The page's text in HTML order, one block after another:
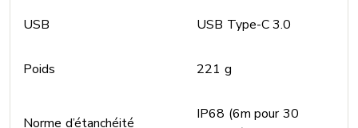
USB USB Type-C 3.0
Poids 221 g
Norme d’étanchéité
IP68 (6m pour 30